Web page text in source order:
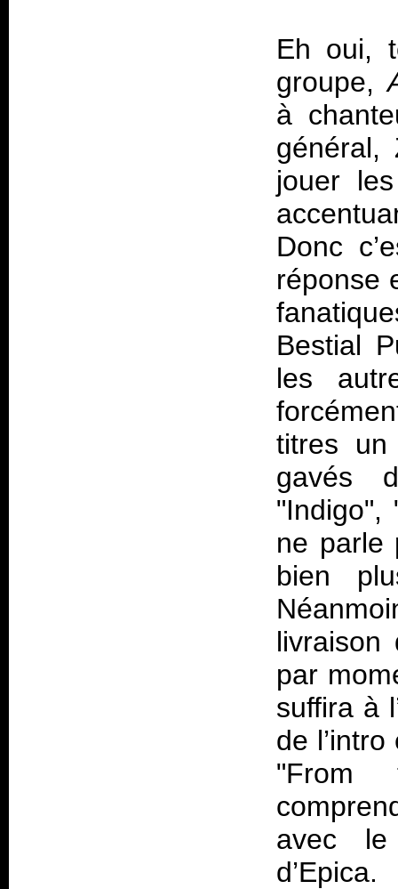
Eh oui,
groupe,
à
général,
jouer
Donc
réponse
Bestial
les
titres un
gavés
"Indigo",
ne parle
bien
livraison
par
suffira à
de
"From
avec
d’Epica.